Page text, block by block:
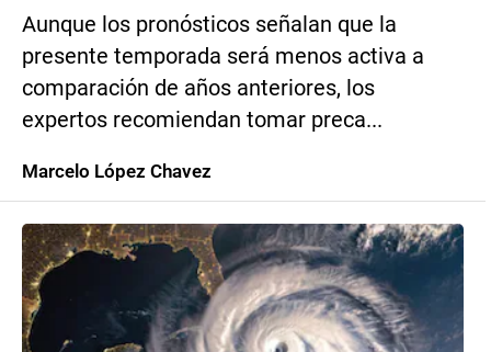
Aunque los pronósticos señalan que la
presente temporada será menos activa a
comparación de años anteriores, los
expertos recomiendan tomar preca...
Marcelo López Chavez